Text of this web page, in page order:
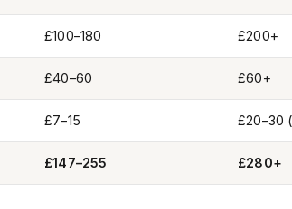
£100–180 £200+
£40–60 £60+
£7–15 £20–30
£147–255 £280+